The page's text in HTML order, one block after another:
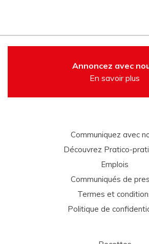
Annoncez avec
En savoir plus
Communiquez avec
Découvrez Pratico-
Emplois
Communiqués de
Termes et
Politique de